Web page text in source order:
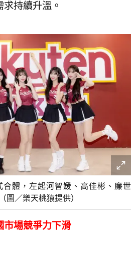
持續升溫。
體，左起河智媛、高佳彬、廉世
圖／樂天桃猿提供）
場競爭力下滑